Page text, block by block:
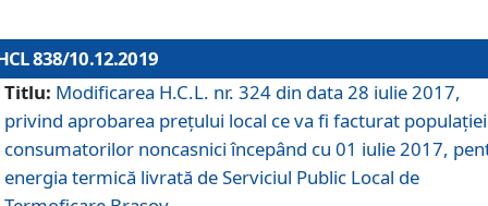
838/10.12.2019
Titlu: Modificarea H.C.L. nr. 324 din data 28 iulie 2017,
privind aprobarea preţului local ce va fi facturat
consumatorilor noncasnici începând cu 01 iulie 2017,
energia termică livrată de Serviciul Public Local de